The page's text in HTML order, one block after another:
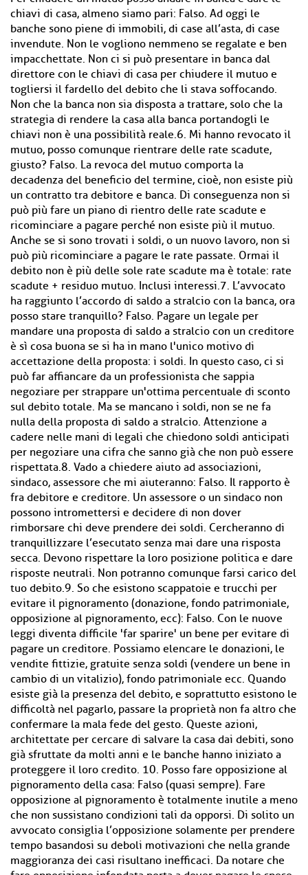
chiavi di casa, almeno siamo pari: Falso. Ad oggi le
banche sono piene di immobili, di case all’asta, di case
invendute. Non le vogliono nemmeno se regalate e ben
impacchettate. Non ci si può presentare in banca dal
direttore con le chiavi di casa per chiudere il mutuo e
togliersi il fardello del debito che li stava soffocando.
Non che la banca non sia disposta a trattare, solo che la
strategia di rendere la casa alla banca portandogli le
chiavi non è una possibilità reale.6. Mi hanno revocato il
mutuo, posso comunque rientrare delle rate scadute,
giusto? Falso. La revoca del mutuo comporta la
decadenza del beneﬁcio del termine, cioè, non esiste più
un contratto tra debitore e banca. Di conseguenza non si
può più fare un piano di rientro delle rate scadute e
ricominciare a pagare perché non esiste più il mutuo.
Anche se si sono trovati i soldi, o un nuovo lavoro, non si
può più ricominciare a pagare le rate passate. Ormai il
debito non è più delle sole rate scadute ma è totale: rate
scadute + residuo mutuo. Inclusi interessi.7. L’avvocato
ha raggiunto l’accordo di saldo a stralcio con la banca, ora
posso stare tranquillo? Falso. Pagare un legale per
mandare una proposta di saldo a stralcio con un creditore
è sì cosa buona se si ha in mano l'unico motivo di
accettazione della proposta: i soldi. In questo caso, ci si
può far affiancare da un professionista che sappia
negoziare per strappare un'ottima percentuale di sconto
sul debito totale. Ma se mancano i soldi, non se ne fa
nulla della proposta di saldo a stralcio. Attenzione a
cadere nelle mani di legali che chiedono soldi anticipati
per negoziare una cifra che sanno già che non può essere
rispettata.8. Vado a chiedere aiuto ad associazioni,
sindaco, assessore che mi aiuteranno: Falso. Il rapporto è
fra debitore e creditore. Un assessore o un sindaco non
possono intromettersi e decidere di non dover
rimborsare chi deve prendere dei soldi. Cercheranno di
tranquillizzare l’esecutato senza mai dare una risposta
secca. Devono rispettare la loro posizione politica e dare
risposte neutrali. Non potranno comunque farsi carico del
tuo debito.9. So che esistono scappatoie e trucchi per
evitare il pignoramento (donazione, fondo patrimoniale,
opposizione al pignoramento, ecc): Falso. Con le nuove
leggi diventa difficile 'far sparire' un bene per evitare di
pagare un creditore. Possiamo elencare le donazioni, le
vendite ﬁttizie, gratuite senza soldi (vendere un bene in
cambio di un vitalizio), fondo patrimoniale ecc. Quando
esiste già la presenza del debito, e soprattutto esistono le
difficoltà nel pagarlo, passare la proprietà non fa altro che
confermare la mala fede del gesto. Queste azioni,
architettate per cercare di salvare la casa dai debiti, sono
già sfruttate da molti anni e le banche hanno iniziato a
proteggere il loro credito. 10. Posso fare opposizione al
pignoramento della casa: Falso (quasi sempre). Fare
opposizione al pignoramento è totalmente inutile a meno
che non sussistano condizioni tali da opporsi. Di solito un
avvocato consiglia l’opposizione solamente per prendere
tempo basandosi su deboli motivazioni che nella grande
maggioranza dei casi risultano inefficaci. Da notare che